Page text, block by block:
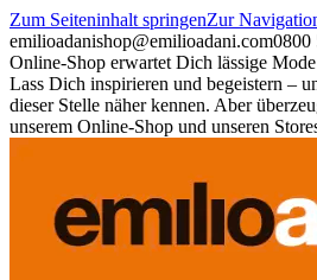
Zum Seiteninhalt springenZur
emilioadanishop@emilioadani.com0800
Online-Shop erwartet Dich lässige
Lass Dich inspirieren und begeistern –
dieser Stelle näher kennen. Aber
unserem Online-Shop und unseren